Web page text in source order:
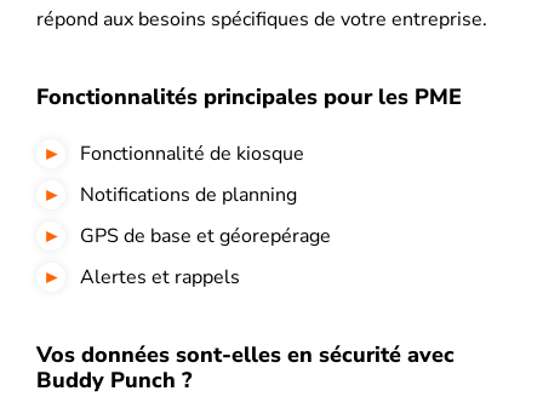
répond aux besoins spécifiques de votre entreprise.
Fonctionnalités principales pour les PME
Fonctionnalité de kiosque
Notifications de planning
GPS de base et géorepérage
Alertes et rappels
Vos données sont-elles en sécurité avec
Buddy Punch ?